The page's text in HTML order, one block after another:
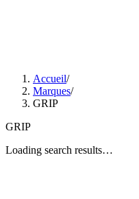
Accueil/
Marques/
GRIP
GRIP
Loading search results…